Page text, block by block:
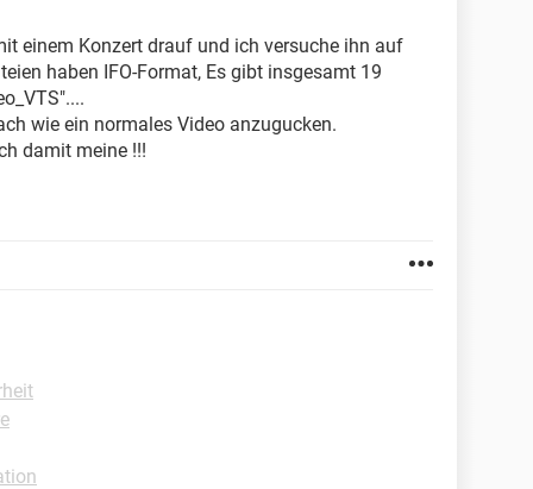
einem Konzert drauf und ich versuche ihn auf
haben IFO-Format, Es gibt insgesamt 19
wie ein normales Video anzugucken.
damit meine !!!